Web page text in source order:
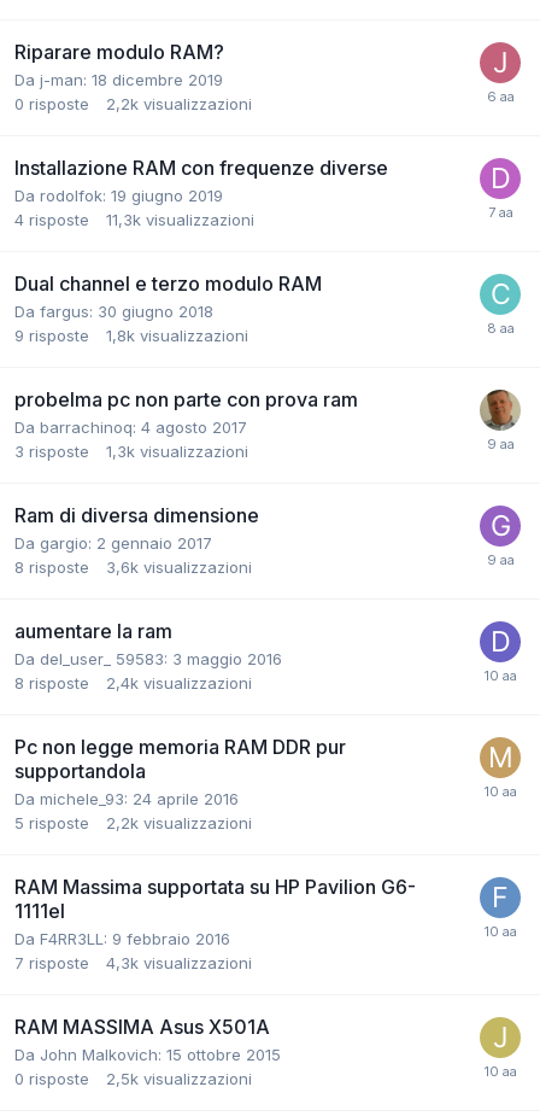
Riparare modulo RAM?
Da j-man: 18 dicembre 2019
0 risposte 2,2k visualizzazioni
Installazione RAM con frequenze diverse
Da rodolfok: 19 giugno 2019
4 risposte 11,3k visualizzazioni
Dual channel e terzo modulo RAM
Da fargus: 30 giugno 2018
9 risposte 1,8k visualizzazioni
probelma pc non parte con prova ram
Da barrachinoq: 4 agosto 2017
3 risposte 1,3k visualizzazioni
Ram di diversa dimensione
Da gargio: 2 gennaio 2017
8 risposte 3,6k visualizzazioni
aumentare la ram
Da del_user_ 59583: 3 maggio 2016
8 risposte 2,4k visualizzazioni
Pc non legge memoria RAM DDR pur
supportandola
Da michele_93: 24 aprile 2016
5 risposte 2,2k visualizzazioni
RAM Massima supportata su HP Pavilion G6-
1111el
Da F4RR3LL: 9 febbraio 2016
7 risposte 4,3k visualizzazioni
RAM MASSIMA Asus X501A
Da John Malkovich: 15 ottobre 2015
0 risposte 2,5k visualizzazioni